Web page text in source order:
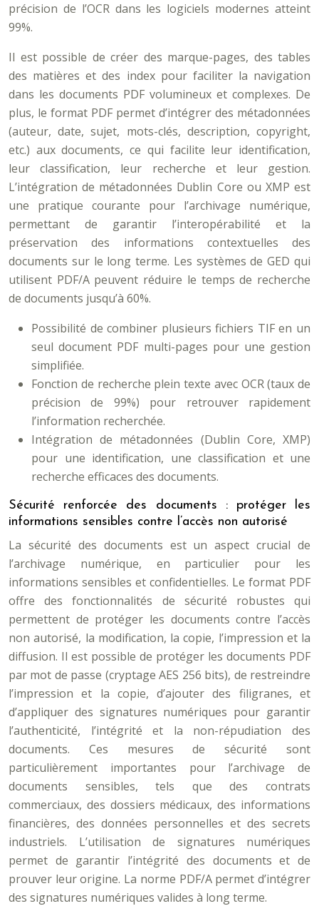
précision de l’OCR dans les logiciels modernes atteint
99%.
Il est possible de créer des marque-pages, des tables
des matières et des index pour faciliter la navigation
dans les documents PDF volumineux et complexes. De
plus, le format PDF permet d’intégrer des métadonnées
(auteur, date, sujet, mots-clés, description, copyright,
etc.) aux documents, ce qui facilite leur identification,
leur classification, leur recherche et leur gestion.
L’intégration de métadonnées Dublin Core ou XMP est
une pratique courante pour l’archivage numérique,
permettant de garantir l’interopérabilité et la
préservation des informations contextuelles des
documents sur le long terme. Les systèmes de GED qui
utilisent PDF/A peuvent réduire le temps de recherche
de documents jusqu’à 60%.
Possibilité de combiner plusieurs fichiers TIF en un
seul document PDF multi-pages pour une gestion
simplifiée.
Fonction de recherche plein texte avec OCR (taux de
précision de 99%) pour retrouver rapidement
l’information recherchée.
Intégration de métadonnées (Dublin Core, XMP)
pour une identification, une classification et une
recherche efficaces des documents.
Sécurité renforcée des documents : protéger les
informations sensibles contre l’accès non autorisé
La sécurité des documents est un aspect crucial de
l’archivage numérique, en particulier pour les
informations sensibles et confidentielles. Le format PDF
offre des fonctionnalités de sécurité robustes qui
permettent de protéger les documents contre l’accès
non autorisé, la modification, la copie, l’impression et la
diffusion. Il est possible de protéger les documents PDF
par mot de passe (cryptage AES 256 bits), de restreindre
l’impression et la copie, d’ajouter des filigranes, et
d’appliquer des signatures numériques pour garantir
l’authenticité, l’intégrité et la non-répudiation des
documents. Ces mesures de sécurité sont
particulièrement importantes pour l’archivage de
documents sensibles, tels que des contrats
commerciaux, des dossiers médicaux, des informations
financières, des données personnelles et des secrets
industriels. L’utilisation de signatures numériques
permet de garantir l’intégrité des documents et de
prouver leur origine. La norme PDF/A permet d’intégrer
des signatures numériques valides à long terme.